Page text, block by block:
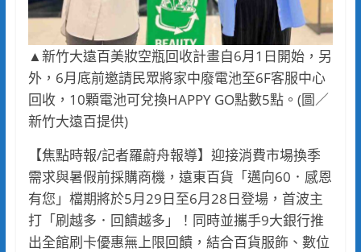
▲新竹大遠百美妝空瓶回收計畫自6月1日開始，另
外，6月底前邀請民眾將家中廢電池至6F客服中心
回收，10顆電池可兌換HAPPY GO點數5點。(圖／
新竹大遠百提供)
【焦點時報/記者羅蔚舟報導】迎接消費市場換季
需求與暑假前採購商機，遠東百貨「邁向60．感恩
有您」檔期將於5月29日至6月28日登場，首波主
打「刷越多．回饋越多」！同時並攜手9大銀行推
出全館刷卡優惠無上限回饋，結合百貨服飾、數位